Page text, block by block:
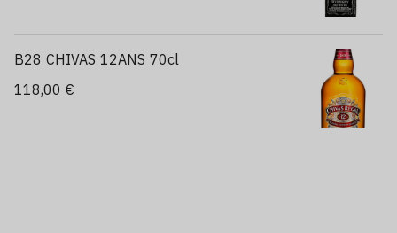
B28 CHIVAS 12ANS 70cl
118,00 €